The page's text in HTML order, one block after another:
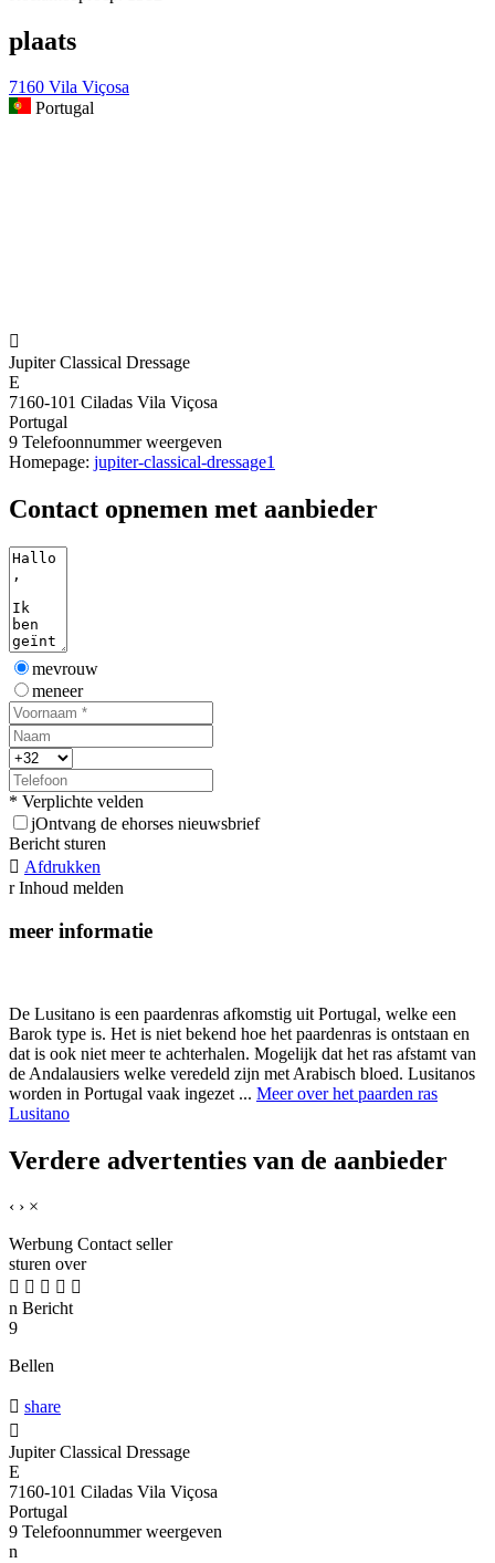
plaats
7160 Vila Viçosa
Portugal

Jupiter Classical Dressage
E
7160-101 Ciladas Vila Viçosa
Portugal
9 Telefoonnummer weergeven
Homepage: jupiter-classical-dressage1
Contact opnemen met aanbieder
mevrouw
meneer
* Verplichte velden
jOntvang de ehorses nieuwsbrief
Bericht sturen
 Afdrukken
r Inhoud melden
meer informatie
De Lusitano is een paardenras afkomstig uit Portugal, welke een
Barok type is. Het is niet bekend hoe het paardenras is ontstaan en
dat is ook niet meer te achterhalen. Mogelijk dat het ras afstamt van
de Andalausiers welke veredeld zijn met Arabisch bloed. Lusitanos
worden in Portugal vaak ingezet ... Meer over het paarden ras
Lusitano
Verdere advertenties van de aanbieder
‹ › ×
Werbung Contact seller
sturen over
    
n Bericht
9
Bellen
 share

Jupiter Classical Dressage
E
7160-101 Ciladas Vila Viçosa
Portugal
9 Telefoonnummer weergeven
n